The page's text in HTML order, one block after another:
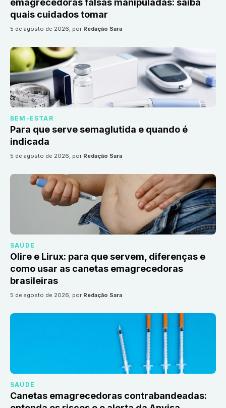
emagrecedoras falsas manipuladas: saiba
quais cuidados tomar
5 de agosto de 2026, por Redação Sara
BEM-ESTAR
Para que serve semaglutida e quando é
indicada
5 de agosto de 2026, por Redação Sara
SAÚDE
Olire e Lirux: para que servem, diferenças e
como usar as canetas emagrecedoras
brasileiras
5 de agosto de 2026, por Redação Sara
SAÚDE
Canetas emagrecedoras contrabandeadas: